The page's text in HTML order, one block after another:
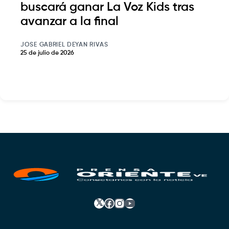
buscará ganar La Voz Kids tras
avanzar a la final
JOSE GABRIEL DEYAN RIVAS
25 de julio de 2026
𝕏 Facebook
Instagram
YouTube